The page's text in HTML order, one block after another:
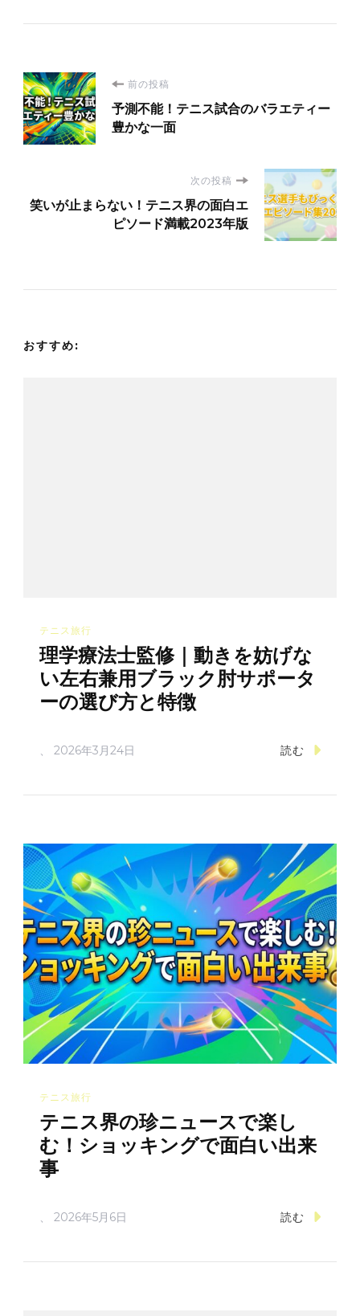
投
稿
ビ
ー
前の投稿
予測不能！テニス試合のバラエティー
豊かな一面
次の投稿
笑いが止まらない！テニス界の面白エ
ピソード満載2023年版
おすすめ:
テニス旅行
理学療法士監修｜動きを妨げな
い左右兼用ブラック肘サポータ
ーの選び方と特徴
、 2026年3月24日 読む
テニス旅行
テニス界の珍ニュースで楽し
む！ショッキングで面白い出来
事
、 2026年5月6日 読む